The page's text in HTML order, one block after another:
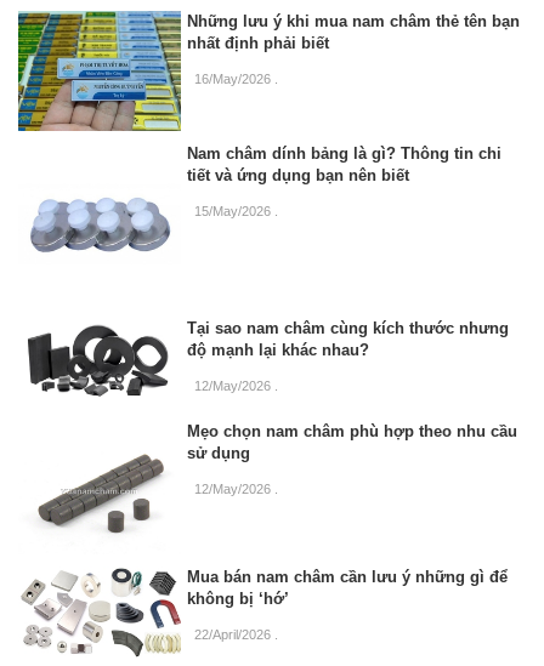
Những lưu ý khi mua nam châm thẻ tên bạn
nhất định phải biết
16/May/2026
Nam châm dính bảng là gì? Thông tin chi
tiết và ứng dụng bạn nên biết
15/May/2026
Tại sao nam châm cùng kích thước nhưng
độ mạnh lại khác nhau?
12/May/2026
Mẹo chọn nam châm phù hợp theo nhu cầu
sử dụng
12/May/2026
Mua bán nam châm cần lưu ý những gì để
không bị ‘hớ’
22/April/2026